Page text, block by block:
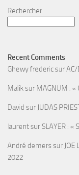
Rechercher
Recent Comments
Ghewy fredericsurAC/
Maliksur MAGNUM : «
David sur JUDAS
laurentsur SLAYER : «
André demerssur
2022